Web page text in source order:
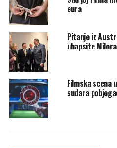
Share
Tweet
POVEZANE TEME: AUSTRIJA
MLADIĆ IZ BIH
UP NEXT
Stanković: Možemo podržalo
kuha kafu ratnim zločincima
eura
Pitanje iz
uhapsite
Filmska scena
sudara